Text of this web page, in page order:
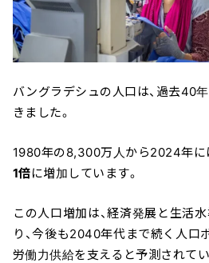
バングラデシュの人口は、過去40
きました。
1980年の8,300万人から2024年に
1倍に増加しています。
この人口増加は、経済発展と生活
り、今後も2040年代まで続く人口
労働力供給を支えると予測されてい